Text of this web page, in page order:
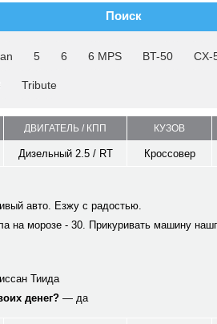
Поиск
5 6 6 MPS BT-50 CX-
Tribute
ДВИГАТЕЛЬ / КПП КУЗОВ
Дизельный 2.5 / RT Кроссовер
авто. Езжу с радостью.
на морозе - 30. Прикуривать машину
Тиида
денег? — да